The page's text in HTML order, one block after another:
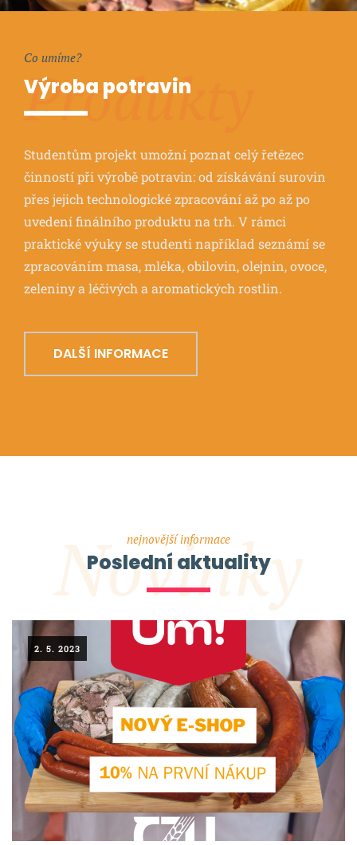
Produkty
Co umíme?
Výroba potravin
Studentům projekt umožní poznat celý řetězec
činností při výrobě potravin: od získávání surovin
přes jejich technologické zpracování až po až po
uvedení finálního produktu na trh. V rámci
praktické výuky se studenti například seznámí se
zpracováním masa, mléka, obilovin, olejnin, ovoce,
zeleniny a léčivých a aromatických rostlin.
DALŠÍ INFORMACE
Novinky
nejnovější informace
Poslední aktuality
2. 5. 2023